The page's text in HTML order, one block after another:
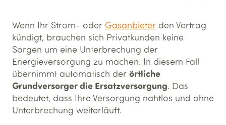
Wenn Ihr Strom- oder Gasanbieter den Vertrag
kündigt, brauchen sich Privatkunden keine
Sorgen um eine Unterbrechung der
Energieversorgung zu machen. In diesem Fall
übernimmt automatisch der örtliche
Grundversorger die Ersatzversorgung. Das
bedeutet, dass Ihre Versorgung nahtlos und ohne
Unterbrechung weiterläuft.